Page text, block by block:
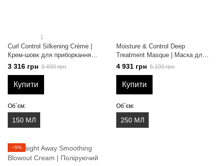
1
Curl Control Silkening Crème |
Крем-шовк для приборкання
кучерявого волосся, 150 мл
3 316 грн 3 490 грн
Купити
Об`єм:
150 МЛ
Moisture & Control Deep
Treatment Masque | Маска для
глибокого зволоження та
контролю волосся, 250 мл
4 931 грн 5 190 грн
Купити
Об`єм:
250 МЛ
−5%